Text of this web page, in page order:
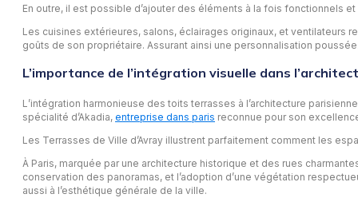
En outre, il est possible d’ajouter des éléments à la fois fonctionnels
Les cuisines extérieures, salons, éclairages originaux, et
goûts de son propriétaire. Assurant ainsi une personnalisation
L’importance de l’intégration visuelle dans
L’intégration harmonieuse des toits terrasses à l’architecture
spécialité d’Akadia, entreprise dans paris reconnue pour son
Les Terrasses de Ville d’Avray illustrent parfaitement comment les
À Paris, marquée par une architecture historique et des rues
conservation des panoramas, et l’adoption d’une végétation
aussi à l’esthétique générale de la ville.